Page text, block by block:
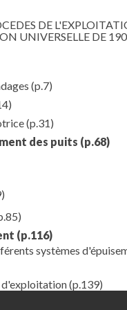
DE
UNIVERSELLE DE
(p.7)
(p.31)
des puits (p.68)
(p.116)
systèmes
(p.139)